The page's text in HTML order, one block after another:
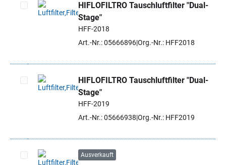
Artikel auswählen
HIFLOFILTRO Tauschluftfilter "Dual-
Stage"
HFF-2018
Art.-Nr.: 05666896Org.-Nr.: HFF2018
Artikel auswählen
HIFLOFILTRO Tauschluftfilter "Dual-
Stage"
HFF-2019
Art.-Nr.: 05666938 Org.-Nr.: HFF2019
Ausverkauft